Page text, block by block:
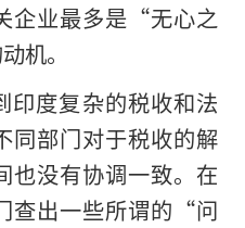
企业最多是“无心之
机。
印度复杂的税收和法
同部门对于税收的解
也没有协调一致。在
查出一些所谓的“问